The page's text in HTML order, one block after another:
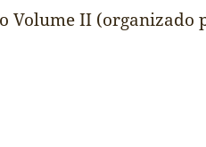
Volume II (organizado